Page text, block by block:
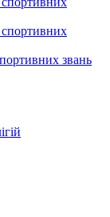
звань